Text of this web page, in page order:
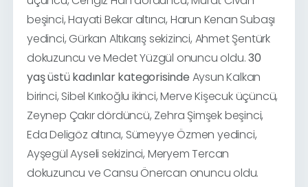
beşinci, Hayati Bekar altıncı, Harun Kenan Subaşı
yedinci, Gürkan Altıkarış sekizinci, Ahmet Şentürk
dokuzuncu ve Medet Yüzgül onuncu oldu.30
yaş üstü kadınlar kategorisinde Aysun Kalkan
birinci, Sibel Kırıkoğlu ikinci, Merve Kişecuk üçüncü,
Zeynep Çakır dördüncü, Zehra Şimşek beşinci,
Eda Deligöz altıncı, Sümeyye Özmen yedinci,
Ayşegül Ayseli sekizinci, Meryem Tercan
dokuzuncu ve Cansu Önercan onuncu oldu.